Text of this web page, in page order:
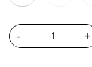
- +